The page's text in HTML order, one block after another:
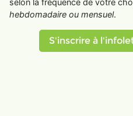
selon la fréquence de votre
hebdomadaire ou mensuel.
S'inscrire à